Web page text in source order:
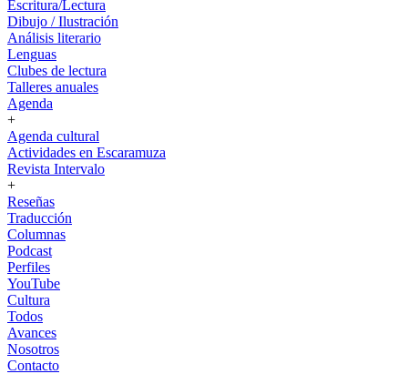
Escritura/Lectura
Dibujo / Ilustración
Análisis literario
Lenguas
Clubes de lectura
Talleres anuales
Agenda
+
Agenda cultural
Actividades en Escaramuza
Revista Intervalo
+
Reseñas
Traducción
Columnas
Podcast
Perfiles
YouTube
Cultura
Todos
Avances
Nosotros
Contacto